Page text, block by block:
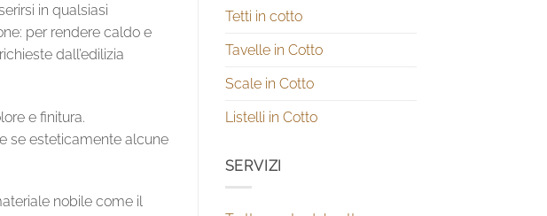
in qualsiasi
per rendere caldo e
dall’edilizia
e finitura.
se esteticamente alcune
nobile come il
Tetti in cotto
Tavelle in Cotto
Scale in Cotto
Listelli in Cotto
SERVIZI